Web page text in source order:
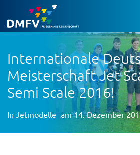
Internationale
Meisterschaft Jet
Semi Scale 2016!
In Jetmodelle am 14. Dezember